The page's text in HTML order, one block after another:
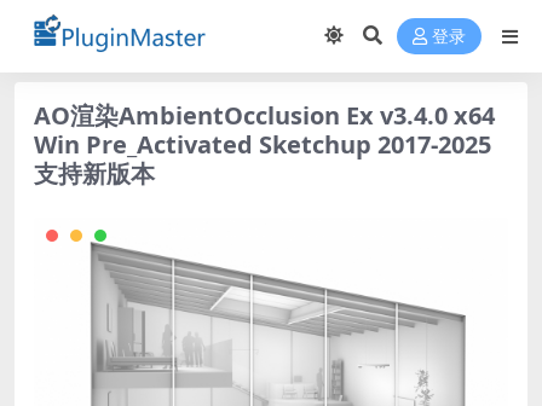
登录
AO渲染AmbientOcclusion Ex v3.4.0 x64
Win Pre_Activated Sketchup 2017-2025
支持新版本